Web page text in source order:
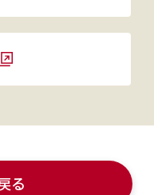
る